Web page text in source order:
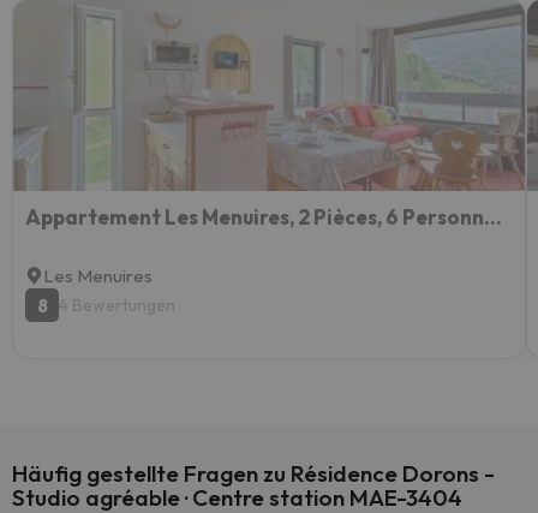
Appartement Les Menuires, 2 Pièces, 6 Personnes - Fr-1-344-936
Les Menuires
8 4 Bewertungen
Häufig gestellte Fragen zu Résidence Dorons -
Studio agréable · Centre station MAE-3404